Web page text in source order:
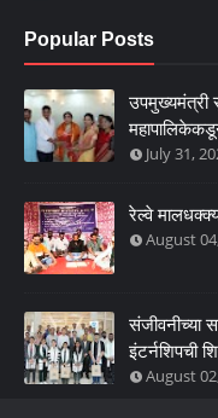
Popular Posts
उपमुख्यमंत्री
July 31,
रेल्वे
August
संजीवनीच्या
इंटर्नशिपची
August